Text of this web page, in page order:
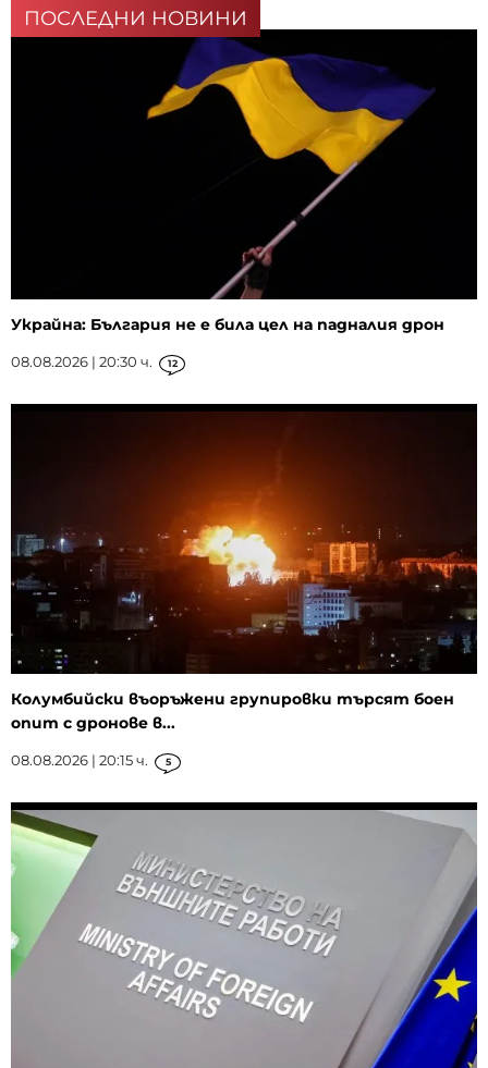
ПОСЛЕДНИ НОВИНИ
Украйна: България не е била цел на падналия дрон
08.08.2026 | 20:30 ч. 12
Колумбийски въоръжени групировки търсят боен
опит с дронове в...
08.08.2026 | 20:15 ч. 5